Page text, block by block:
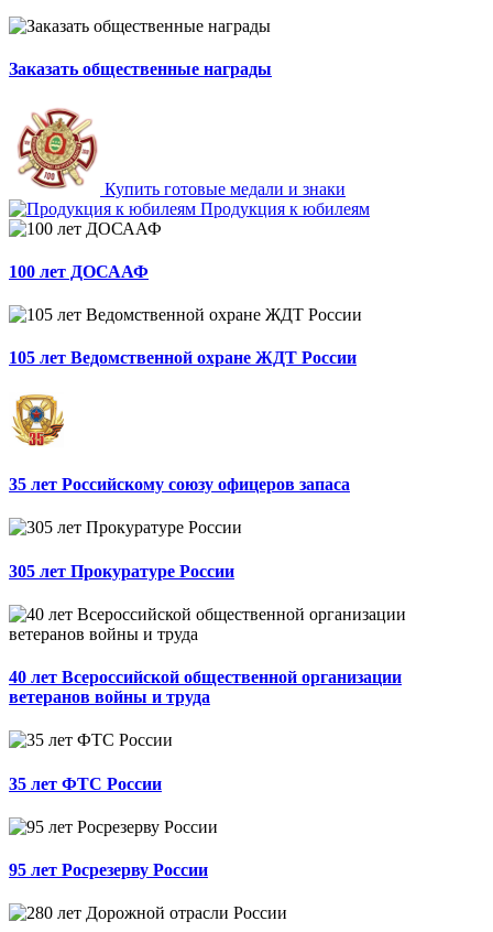
Заказать общественные награды
Купить готовые медали и знаки
Продукция к юбилеям
100 лет ДОСААФ
105 лет Ведомственной охране ЖДТ России
35 лет Российскому союзу офицеров запаса
305 лет Прокуратуре России
40 лет Всероссийской общественной организации
ветеранов войны и труда
35 лет ФТС России
95 лет Росрезерву России